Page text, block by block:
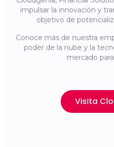
impulsar la innovación y
objetivo de
Conoce más de nuestra
poder de la nube y la
mercado
Visita